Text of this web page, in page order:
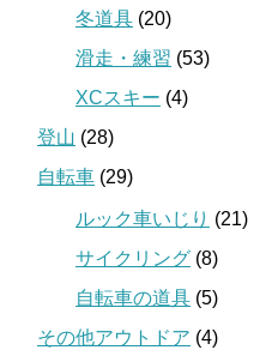
冬道具 (20)
滑走・練習 (53)
XCスキー (4)
登山 (28)
自転車 (29)
ルック車いじり (21)
サイクリング (8)
自転車の道具 (5)
その他アウトドア (4)